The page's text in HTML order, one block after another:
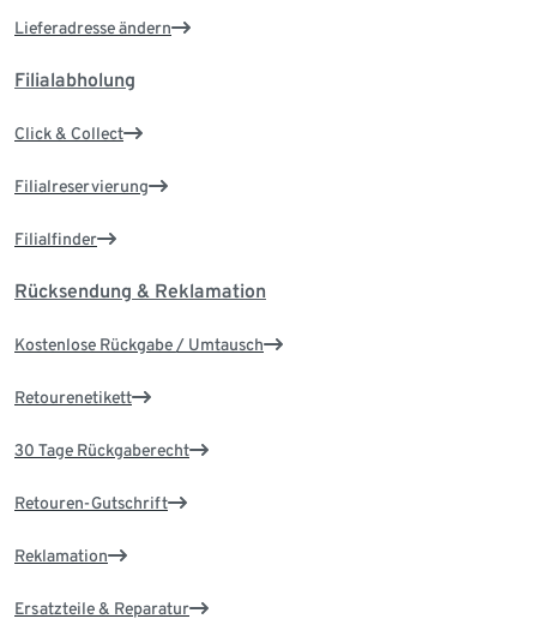
Lieferadresse ändern
Filialabholung
Click & Collect
Filialreservierung
Filialfinder
Rücksendung & Reklamation
Kostenlose Rückgabe / Umtausch
Retourenetikett
30 Tage Rückgaberecht
Retouren-Gutschrift
Reklamation
Ersatzteile & Reparatur